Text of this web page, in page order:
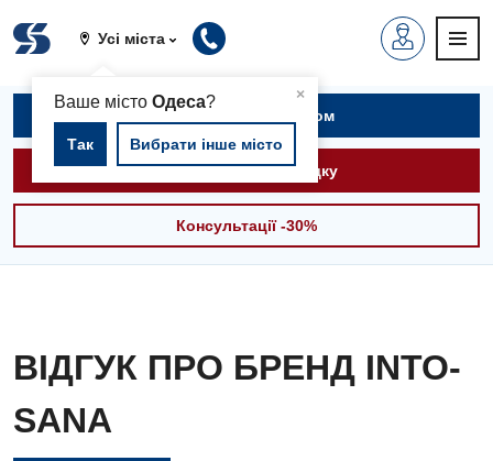
Усі міста
×
Ваше містоОдеса?
Так Вибрати інше місто
Записатися на прийом
Викликати швидку
Консультації -30%
ВІДГУК ПРО БРЕНД INTO-
SANA